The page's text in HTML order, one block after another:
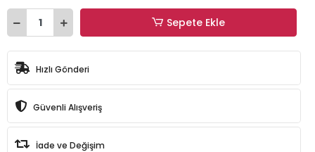
Sepete Ekle
Hızlı Gönderi
Güvenli Alışveriş
İade ve Değişim